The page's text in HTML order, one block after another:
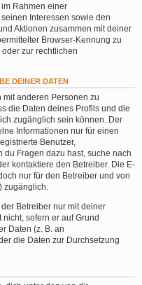
Rahmen einer
Interessen sowie den
Aktionen zusammen mit deiner
Browser-Kennung zu
zur rechtlichen
DEINER DATEN
mit anderen Personen zu
die Daten deines Profils und die
zugänglich sein können. Der
Informationen nur für einen
Benutzer,
du Fragen dazu hast, suche nach
kontaktiere den Betreiber. Die E-
nur für den Betreiber und von
zugänglich.
Betreiber nur mit deiner
sofern er auf Grund
Daten (z. B. an
die Daten zur Durchsetzung